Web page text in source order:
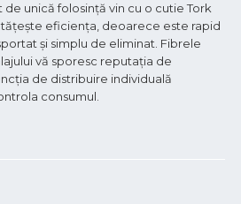
unică folosință vin cu o cutie Tork
eficiența, deoarece este rapid
și simplu de eliminat. Fibrele
vă sporesc reputația de
de distribuire individuală
consumul.